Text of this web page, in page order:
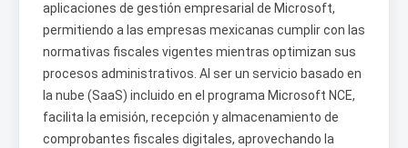
aplicaciones de gestión empresarial de Microsoft,
permitiendo a las empresas mexicanas cumplir con las
normativas fiscales vigentes mientras optimizan sus
procesos administrativos. Al ser un servicio basado en
la nube (SaaS) incluido en el programa Microsoft NCE,
facilita la emisión, recepción y almacenamiento de
comprobantes fiscales digitales, aprovechando la